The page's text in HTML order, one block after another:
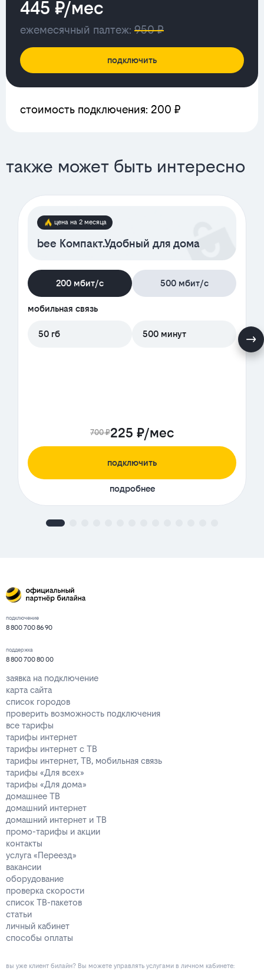
445 ₽/мес
ежемесячный палтеж: 950 ₽
подключить
стоимость подключения: 200 ₽
также может быть интересно
цена на 2 месяца
bee Компакт.Удобный для дома
200 мбит/с 500 мбит/с
мобильная связь
50 гб 500 минут
700 ₽225 ₽/мес
подключить
подробнее
подключение
8 800 700 86 90
поддержка
8 800 700 80 00
заявка на подключение
карта сайта
список городов
проверить возможность подключения
все тарифы
тарифы интернет
тарифы интернет с ТВ
тарифы интернет, ТВ, мобильная связь
тарифы «Для всех»
тарифы «Для дома»
домашнее ТВ
домашний интернет
домашний интернет и ТВ
промо-тарифы и акции
контакты
услуга «Переезд»
вакансии
оборудование
проверка скорости
список ТВ-пакетов
статьи
личный кабинет
способы оплаты
вы уже клиент билайн? Вы можете управлять услугами в личнoм кaбинeтe: